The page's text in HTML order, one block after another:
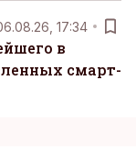
17:34
в
смарт-